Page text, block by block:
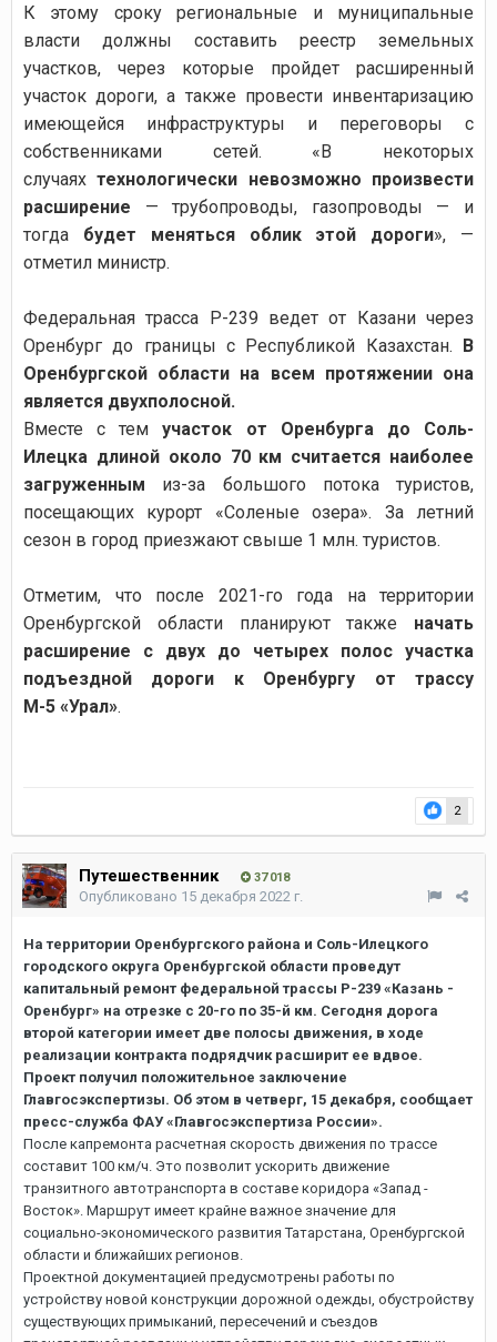
К этому сроку региональные и муниципальные
власти должны составить реестр земельных
участков, через которые пройдет расширенный
участок дороги, а также провести инвентаризацию
имеющейся инфраструктуры и переговоры с
собственниками сетей. «В некоторых
случаях технологически невозможно произвести
расширение
— трубопроводы, газопроводы — и
тогда
будет меняться облик этой дороги», —
отметил министр.
Федеральная трасса Р-239 ведет от Казани через
Оренбург до границы с Республикой Казахстан. В
Оренбургской области на всем протяжении она
является двухполосной.
Вместе с тем
участок от Оренбурга до Соль-
Илецка длиной около 70 км считается наиболее
загруженным
из-за большого потока туристов,
посещающих курорт «Соленые озера». За летний
сезон в город приезжают свыше 1 млн. туристов.
Отметим, что после 2021-го года на территории
Оренбургской области планируют также
начать
расширение с двух до четырех полос участка
подъездной дороги к Оренбургу от трассу
М-5 «Урал».
2
Путешественник 37 018
Опубликовано 15 декабря 2022 г.
На территории Оренбургского района и Соль-Илецкого
городского округа Оренбургской области проведут
капитальный ремонт федеральной трассы Р-239 «Казань -
Оренбург» на отрезке с 20-го по 35-й км. Сегодня дорога
второй категории имеет две полосы движения, в ходе
реализации контракта подрядчик расширит ее вдвое.
Проект получил положительное заключение
Главгосэкспертизы. Об этом в четверг, 15 декабря, сообщает
пресс-служба ФАУ «Главгосэкспертиза России».
После капремонта расчетная скорость движения по трассе
составит 100 км/ч. Это позволит ускорить движение
транзитного автотранспорта в составе коридора «Запад -
Восток». Маршрут имеет крайне важное значение для
социально-экономического развития Татарстана, Оренбургской
области и ближайших регионов.
Проектной документацией предусмотрены работы по
устройству новой конструкции дорожной одежды, обустройству
существующих примыканий, пересечений и съездов